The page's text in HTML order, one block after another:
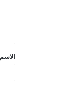
ق
*
الاسم